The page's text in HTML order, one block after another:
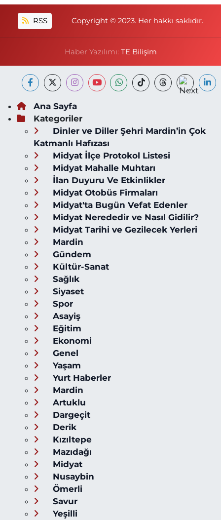
RSS Copyright © 2023. Her hakkı saklıdır.
Haber Yazılımı: TE Bilişim
Ana Sayfa
Kategoriler
Dinler ve Diller Şehri Mardin’in Çok
Katmanlı Hafızası
Midyat İlçe Protokol Listesi
Midyat Mahalle Muhtarı
İlan Duyuru Ve Etkinlikler
Midyat Otobüs Firmaları
Midyat'ta Bugün Vefat Edenler
Midyat Nerededir ve Nasıl Gidilir?
Midyat Tarihi ve Gezilecek Yerleri
Mardin
Gündem
Kültür-Sanat
Sağlık
Siyaset
Spor
Asayiş
Eğitim
Ekonomi
Genel
Yaşam
Yurt Haberler
Mardin
Artuklu
Dargeçit
Derik
Kızıltepe
Mazıdağı
Midyat
Nusaybin
Ömerli
Savur
Yeşilli